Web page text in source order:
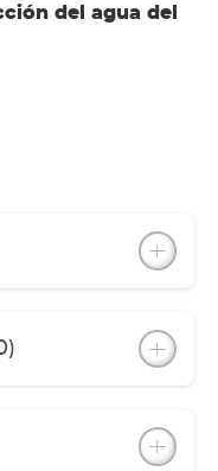
del agua del